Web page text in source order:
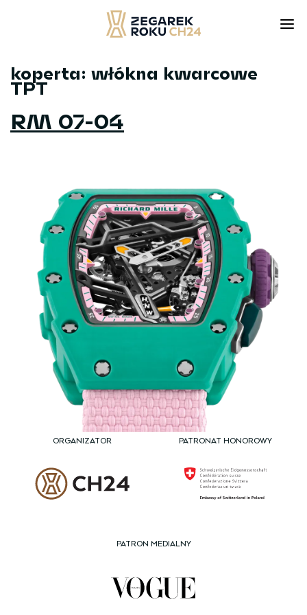
Skip
to
koperta: włókna kwarcowe
TPT
RM 07-04
ORGANIZATOR PATRONAT HONOROWY
PATRON MEDIALNY